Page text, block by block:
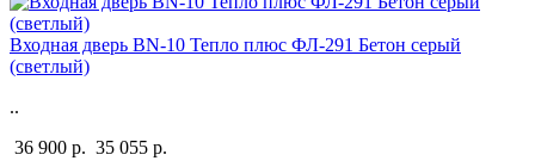
Входная дверь BN-10 Тепло плюс ФЛ-291 Бетон серый
(светлый)
..
36 900 р. 35 055 р.